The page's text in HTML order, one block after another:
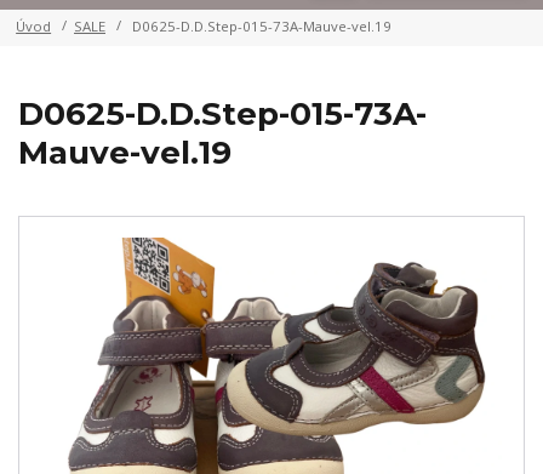
Úvod SALE D0625-D.D.Step-015-73A-Mauve-vel.19
D0625-D.D.Step-015-73A-
Mauve-vel.19